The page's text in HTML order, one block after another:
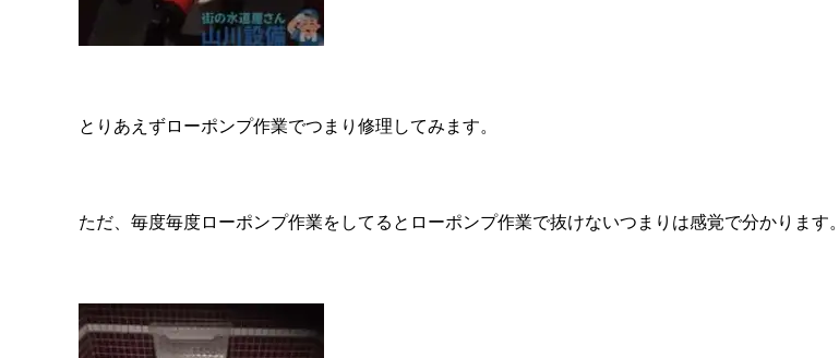
とりあえずローポンプ作業でつまり修理してみます。
ただ、毎度毎度ローポンプ作業をしてるとローポンプ作業で抜けないつまりは感覚で分かります。